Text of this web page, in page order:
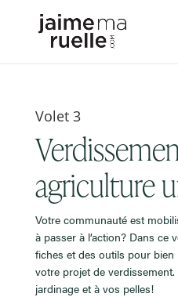
Volet 3
agriculture
Votre communauté est
à passer à l’action? Dans ce
fiches et des outils pour bien
votre projet de
jardinage et à vos pelles!